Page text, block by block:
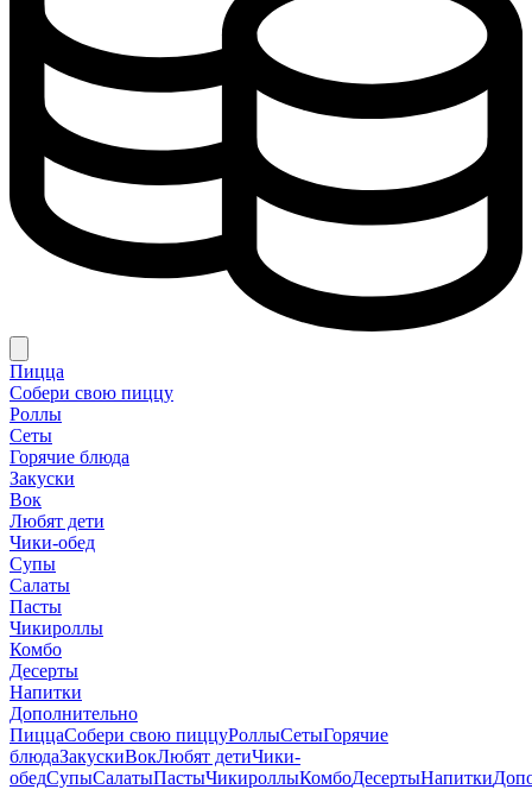
Пицца
Собери свою пиццу
Роллы
Сеты
Горячие блюда
Закуски
Вок
Любят дети
Чики-обед
Супы
Салаты
Пасты
Чикироллы
Комбо
Десерты
Напитки
Дополнительно
ПиццаСобери свою пиццуРоллыСетыГорячие
блюдаЗакускиВокЛюбят детиЧики-
обедСупыСалатыПастыЧикироллыКомбоДесертыНапитки